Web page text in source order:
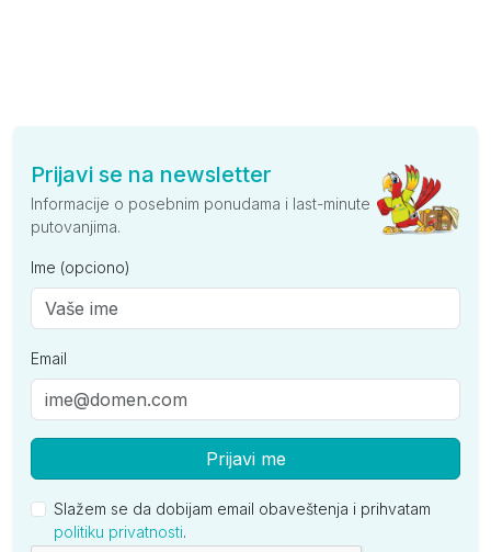
Prijavi se na newsletter
Informacije o posebnim ponudama i last-minute
putovanjima.
Ime (opciono)
Email
Prijavi me
Slažem se da dobijam email obaveštenja i prihvatam
politiku privatnosti.